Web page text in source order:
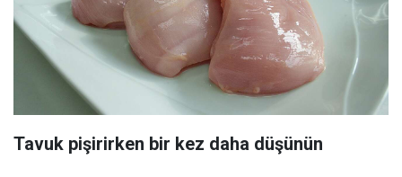
Tavuk pişirirken bir kez daha düşünün